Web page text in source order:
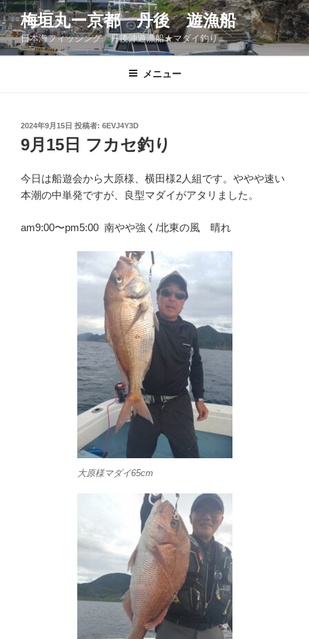
コ
ン
テ
ン
梅垣丸ー京都 丹後 遊漁船
日本海フィッシング 丹後沖遊漁船★マダイ釣り
メニュー
投
稿
日:
2024年9月15日 投稿者: 6EVJ4Y3D
9月15日 フカセ釣り
今日は船遊会から大原様、横田様2人組です。ややや速い
本潮の中単発ですが、良型マダイがアタリました。
am9:00〜pm5:00 南やや強く/北東の風 晴れ
大原様マダイ65cm